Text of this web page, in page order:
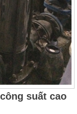
suất cao